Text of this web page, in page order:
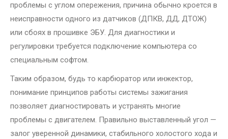
проблемы с углом опережения, причина обычно кроется в
неисправности одного из датчиков (ДПКВ, ДД, ДТОЖ)
или сбоях в прошивке ЭБУ. Для диагностики и
регулировки требуется подключение компьютера со
специальным софтом.
Таким образом, будь то карбюратор или инжектор,
понимание принципов работы системы зажигания
позволяет диагностировать и устранять многие
проблемы с двигателем. Правильно выставленный угол —
залог уверенной динамики, стабильного холостого хода и